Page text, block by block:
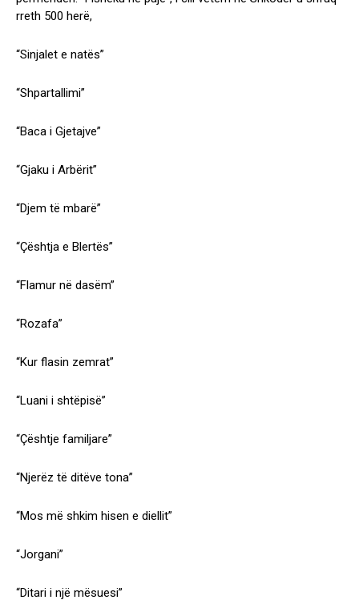
rreth 500 herë,
“Sinjalet e natës”
“Shpartallimi”
“Baca i Gjetajve”
“Gjaku i Arbërit”
“Djem të mbarë”
“Çështja e Blertës”
“Flamur në dasëm”
“Rozafa”
“Kur flasin zemrat”
“Luani i shtëpisë”
“Çështje familjare”
“Njerëz të ditëve tona”
“Mos më shkim hisen e diellit”
“Jorgani”
“Ditari i një mësuesi”